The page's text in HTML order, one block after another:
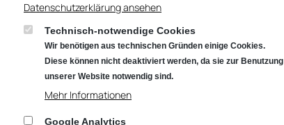
Anfahrt:Route planen mit Google Maps
Tel.: +49 (0) 3621 45040
Öffnungszeiten
Service: Mo – Fr von 07:00 – 18:00 Uhr
und Sa von 09:00 – 13:00 Uhr
Datenschutzerklärung ansehen
Technisch-notwendige Cookies
Wir benötigen aus technischen Gründen einige Cookies.
Diese können nicht deaktiviert werden, da sie zur Benutzung
unserer Website notwendig sind.
Mehr Informationen
Google Analytics